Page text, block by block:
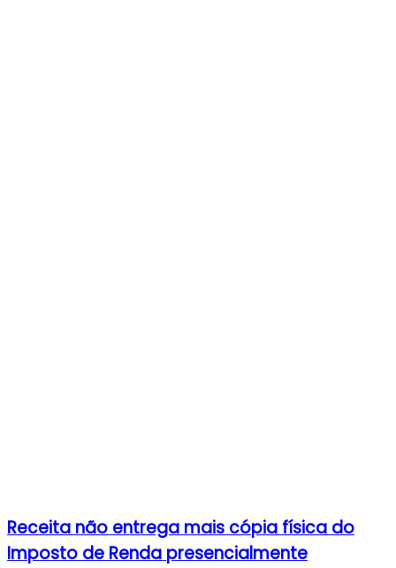
Receita não entrega mais cópia física do
Imposto de Renda presencialmente